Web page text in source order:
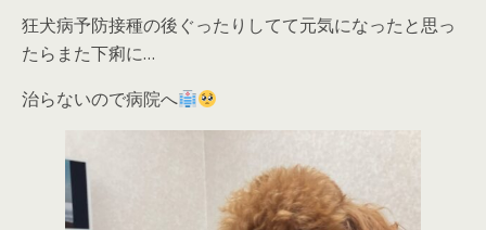
狂犬病予防接種の後ぐったりしてて元気になったと思っ
たらまた下痢に…
治らないので病院へ